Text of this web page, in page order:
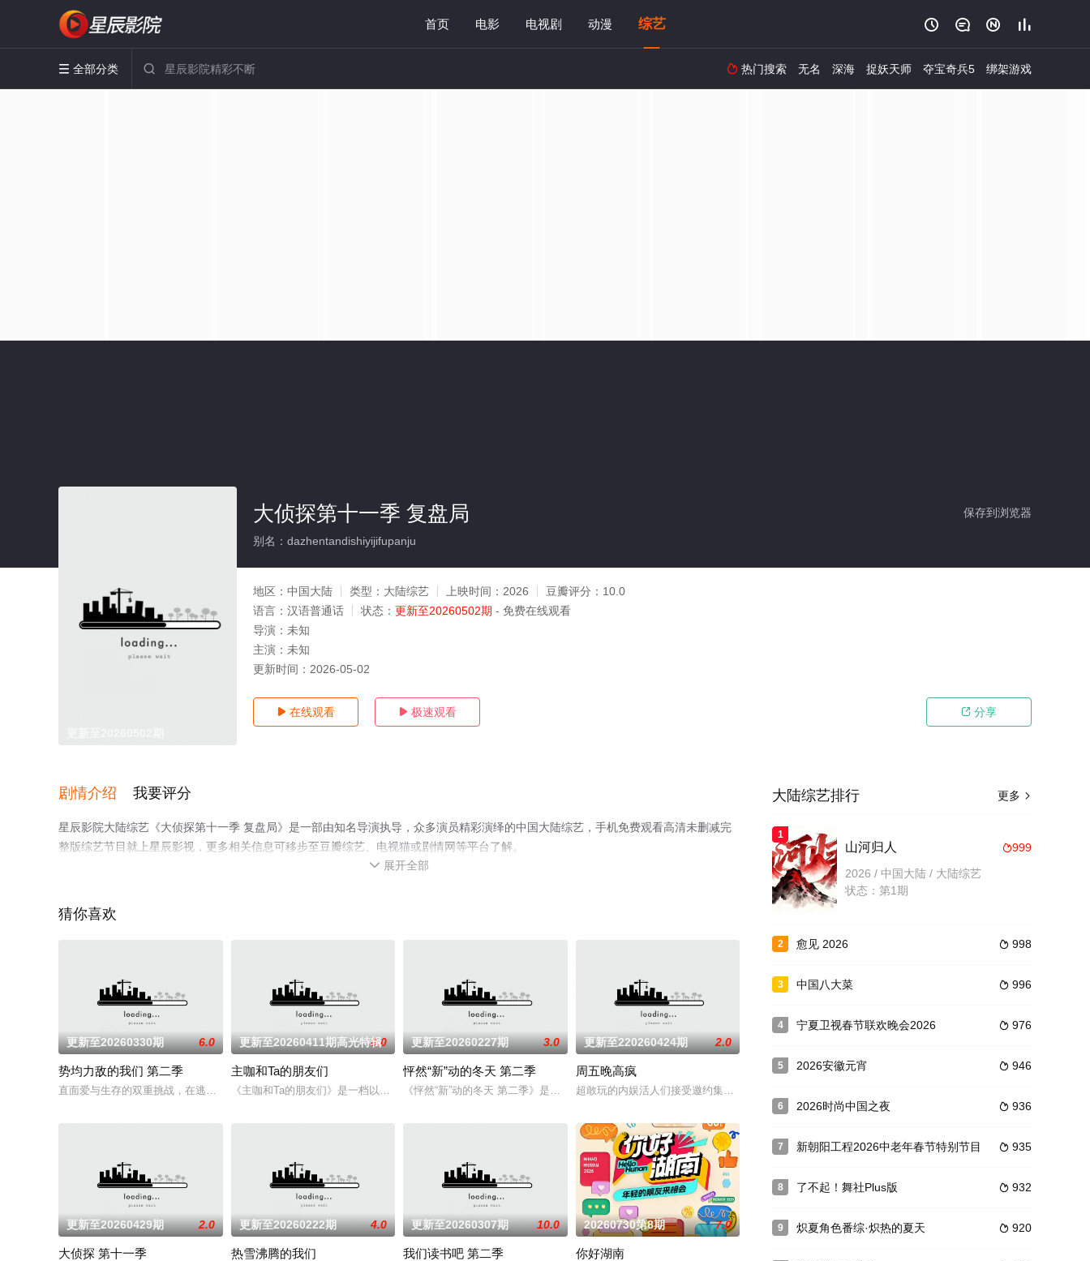
首页 电影 电视剧 动漫 综艺    
 全部分类   热门搜索 无名 深海 捉妖天师 夺宝奇兵5 绑架游戏
保存到浏览器
大侦探第十一季 复盘局
别名：dazhentandishiyijifupanju
地区： 中国大陆 类型： 大陆综艺 上映时间： 2026 豆瓣评分： 10.0
语言： 汉语普通话 状态： 更新至20260502期 - 免费在线观看
导演： 未知
主演： 未知
更新时间： 2026-05-02
 在线观看  极速观看  分享
剧情介绍 我要评分
星辰影院大陆综艺《大侦探第十一季 复盘局》是一部由知名导演执导，众多演员精彩演绎的中国大陆综艺，手机免费观看高清未删减完
整版综艺节目就上星辰影视，更多相关信息可移步至豆瓣综艺、电视猫或剧情网等平台了解。
 展开全部
猜你喜欢
更新至20260330期 6.0
势均力敌的我们 第二季
直面爱与生存的双重挑战，在逃离都市的血爱冒险中遇见势均力敌的他。
更新至20260411期高光特辑
8.0
主咖和Ta的朋友们
《主咖和Ta的朋友们》是一档以事件话题为焦点、以喜剧脱口秀为表达形式的语言类节目，通过各行各业嘉宾的对话交流，回应社会情绪，在笑声
更新至20260227期 3.0
怦然“新”动的冬天 第二季
《怦然“新”动的冬天 第二季》是由新疆维吾尔自治区党委宣传部部署、新疆广播电视台承办的一档冬季冰雪旅游综艺节目。该节目承接第一季“
更新至220260424期 2.0
周五晚高疯
超敢玩的内娱活人们接受邀约集体出逃，带着他们的“秘密疯巢”一起上路！在循规蹈矩的生活之外，用脑洞大
更新至20260429期 2.0
大侦探 第十一季
更新至20260222期 4.0
热雪沸腾的我们
更新至20260307期 10.0
我们读书吧 第二季
20260730第8期 7.0
你好湖南​
更多 
大陆综艺排行
1
999
山河归人
2026 / 中国大陆 / 大陆综艺
状态：第1期
2  998
愈见 2026
3  996
中国八大菜
4  976
宁夏卫视春节联欢晚会2026
5  946
2026安徽元宵
6  936
2026时尚中国之夜
7  935
新朝阳工程2026中老年春节特别节目
8  932
了不起！舞社Plus版
9  920
炽夏角色番综·炽热的夏天